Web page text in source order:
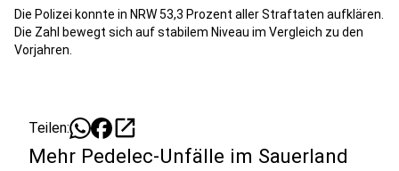
Die Polizei konnte in NRW 53,3 Prozent aller Straftaten aufklären.
Die Zahl bewegt sich auf stabilem Niveau im Vergleich zu den
Vorjahren.
Teilen: open_in_new
Mehr Pedelec-Unfälle im Sauerland